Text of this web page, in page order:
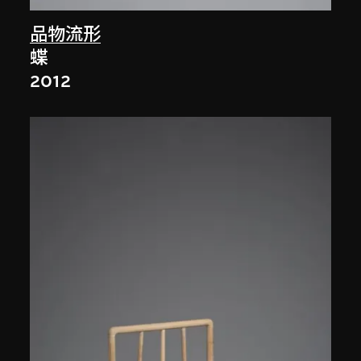
品物流形
蝶
2012